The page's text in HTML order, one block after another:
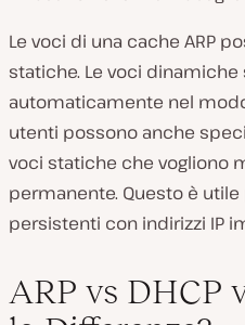
Le voci di una cache ARP
statiche. Le voci
automaticamente nel
utenti possono anche
voci statiche che vogliono
permanente. Questo è
persistenti con indirizzi IP
ARP vs DHCP